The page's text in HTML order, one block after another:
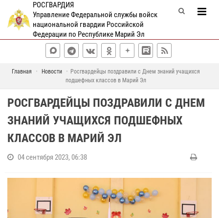
РОСГВАРДИЯ
Управление Федеральной службы войск
национальной гвардии Российской
Федерации по Республике Марий Эл
Главная Новости
Росгвардейцы поздравили с Днем знаний учащихся
подшефных классов в Марий Эл
РОСГВАРДЕЙЦЫ ПОЗДРАВИЛИ С ДНЕМ
ЗНАНИЙ УЧАЩИХСЯ ПОДШЕФНЫХ
КЛАССОВ В МАРИЙ ЭЛ
04 сентября 2023, 06:38